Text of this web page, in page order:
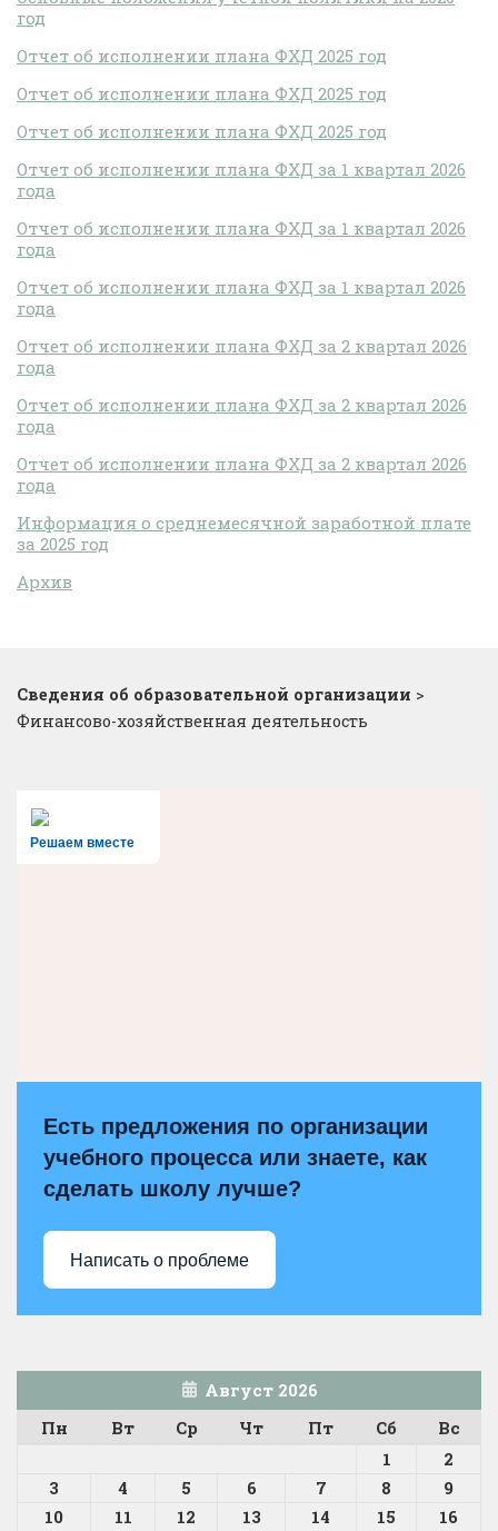
год
Отчет об исполнении плана ФХД 2025 год
Отчет об исполнении плана ФХД 2025 год
Отчет об исполнении плана ФХД 2025 год
Отчет об исполнении плана ФХД за 1 квартал 2026
года
Отчет об исполнении плана ФХД за 1 квартал 2026
года
Отчет об исполнении плана ФХД за 1 квартал 2026
года
Отчет об исполнении плана ФХД за 2 квартал 2026
года
Отчет об исполнении плана ФХД за 2 квартал 2026
года
Отчет об исполнении плана ФХД за 2 квартал 2026
года
Информация о среднемесячной заработной плате
за 2025 год
Архив
Сведения об образовательной организации >
Финансово-хозяйственная деятельность
Решаем вместе
Есть предложения по организации
учебного процесса или знаете, как
сделать школу лучше?
Написать о проблеме
Август 2026
Пн
Вт Ср Чт Пт Сб
Вс
1
2
3
4 5 6 7 8
9
10
11 12 13 14 15 16